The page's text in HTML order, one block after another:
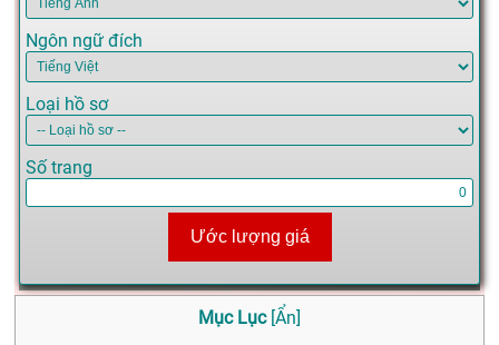
Ngôn ngữ đích
Loại hồ sơ
Số trang
Ước lượng giá
Mục Lục [Ẩn]